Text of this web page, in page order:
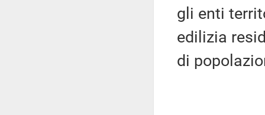
gli enti
edilizia
di